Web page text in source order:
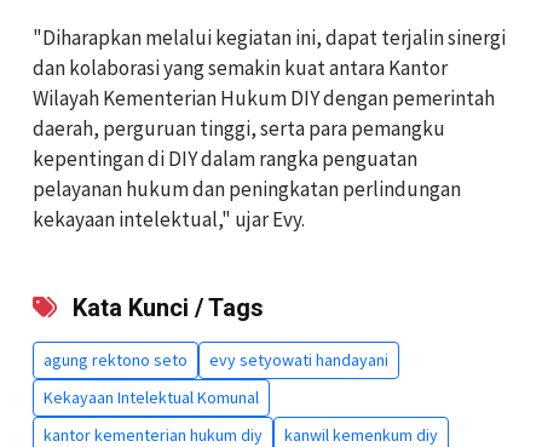
"Diharapkan melalui kegiatan ini, dapat terjalin sinergi
dan kolaborasi yang semakin kuat antara Kantor
Wilayah Kementerian Hukum DIY dengan pemerintah
daerah, perguruan tinggi, serta para pemangku
kepentingan di DIY dalam rangka penguatan
pelayanan hukum dan peningkatan perlindungan
kekayaan intelektual," ujar Evy.
Kata Kunci / Tags
agung rektono seto
evy setyowati handayani
Kekayaan Intelektual Komunal
kantor kementerian hukum diy
kanwil kemenkum diy